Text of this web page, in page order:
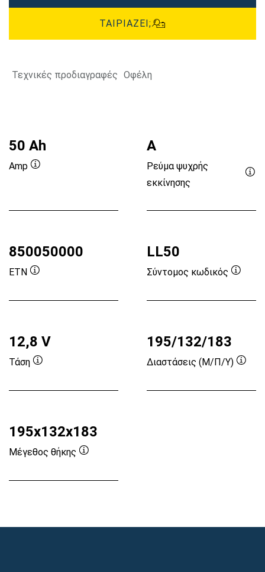
ΤΑΙΡΙΆΖΕΙ;
Τεχνικές προδιαγραφές Οφέλη
50 Ah
Amp
A
Ρεύμα ψυχρής
εκκίνησης
850050000
ETN
LL50
Σύντομος κωδικός
12,8 V
Τάση
195/132/183
Διαστάσεις (Μ/Π/Υ)
195x132x183
Μέγεθος θήκης